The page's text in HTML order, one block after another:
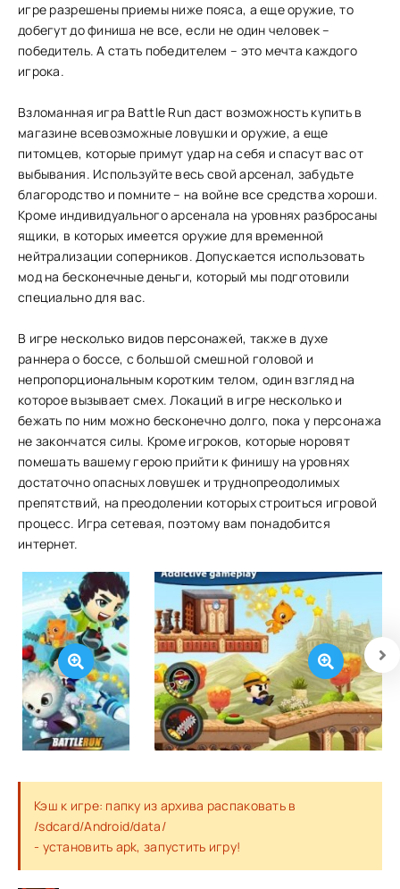
игре разрешены приемы ниже пояса, а еще оружие, то
добегут до финиша не все, если не один человек –
победитель. А стать победителем – это мечта каждого
игрока.
Взломанная игра Battle Run даст возможность купить в
магазине всевозможные ловушки и оружие, а еще
питомцев, которые примут удар на себя и спасут вас от
выбывания. Используйте весь свой арсенал, забудьте
благородство и помните – на войне все средства хороши.
Кроме индивидуального арсенала на уровнях разбросаны
ящики, в которых имеется оружие для временной
нейтрализации соперников. Допускается использовать
мод на бесконечные деньги, который мы подготовили
специально для вас.
В игре несколько видов персонажей, также в духе
раннера о боссе, с большой смешной головой и
непропорциональным коротким телом, один взгляд на
которое вызывает смех. Локаций в игре несколько и
бежать по ним можно бесконечно долго, пока у персонажа
не закончатся силы. Кроме игроков, которые норовят
помешать вашему герою прийти к финишу на уровнях
достаточно опасных ловушек и труднопреодолимых
препятствий, на преодолении которых строиться игровой
процесс. Игра сетевая, поэтому вам понадобится
интернет.
Кэш к игре: папку из архива распаковать в
/sdcard/Android/data/
- установить apk, запустить игру!